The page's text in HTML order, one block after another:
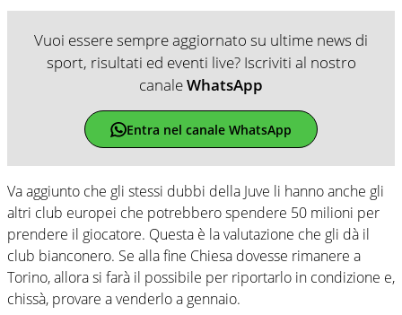
Vuoi essere sempre aggiornato su ultime news di
sport, risultati ed eventi live? Iscriviti al nostro
canaleWhatsApp
Entra nel canale WhatsApp
Va aggiunto che gli stessi dubbi della Juve li hanno anche gli
altri club europei che potrebbero spendere 50 milioni per
prendere il giocatore. Questa è la valutazione che gli dà il
club bianconero. Se alla fine Chiesa dovesse rimanere a
Torino, allora si farà il possibile per riportarlo in condizione e,
chissà, provare a venderlo a gennaio.